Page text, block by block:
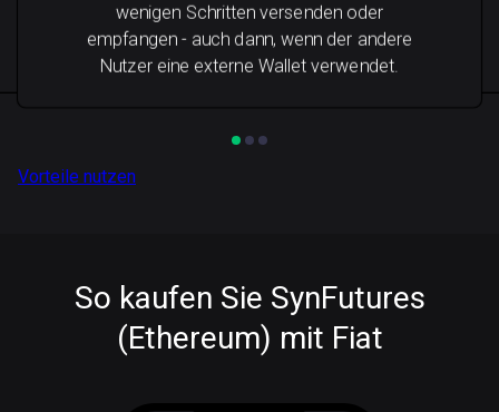
wenigen Schritten versenden oder
empfangen - auch dann, wenn der andere
Nutzer eine externe Wallet verwendet.
Vorteile nutzen
So kaufen Sie SynFutures
(Ethereum) mit Fiat